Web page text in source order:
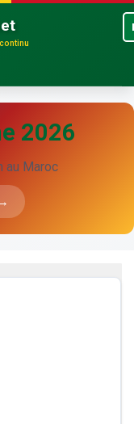
2026
au Maroc